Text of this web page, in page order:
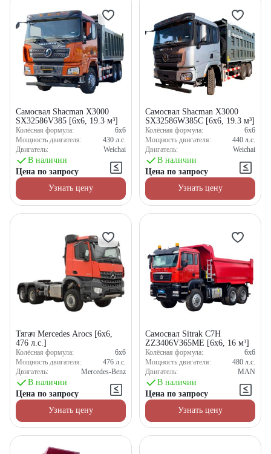
Самосвал Shacman X3000
SX32586V385 [6x6, 19.3 м³]
Колёсная формула:
6x6
Мощность двигателя:
430 л.с.
Двигатель:
Weichai
В наличии
Цена по запросу
Узнать цену
Самосвал Shacman X3000
SX32586W385C [6x6, 19.3 м³]
Колёсная формула:
6x6
Мощность двигателя:
440 л.с.
Двигатель:
Weichai
В наличии
Цена по запросу
Узнать цену
Тягач Mercedes Arocs [6x6,
476 л.с.]
Колёсная формула:
6x6
Мощность двигателя:
476 л.с.
Двигатель:
Mercedes-Benz
В наличии
Цена по запросу
Узнать цену
Самосвал Sitrak C7H
ZZ3406V365ME [6x6, 16 м³]
Колёсная формула:
6x6
Мощность двигателя:
480 л.с.
Двигатель:
MAN
В наличии
Цена по запросу
Узнать цену